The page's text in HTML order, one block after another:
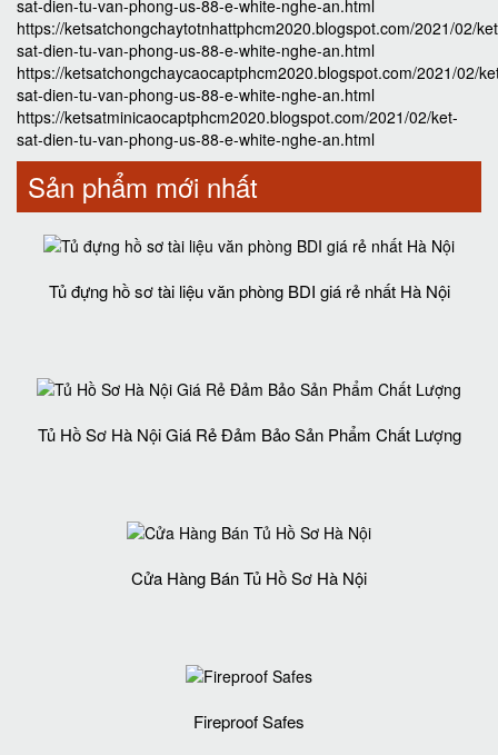
sat-dien-tu-van-phong-us-88-e-white-nghe-an.html
https://ketsatchongchaytotnhattphcm2020.blogspot.com/2021/02/
sat-dien-tu-van-phong-us-88-e-white-nghe-an.html
https://ketsatchongchaycaocaptphcm2020.blogspot.com/2021/02/
sat-dien-tu-van-phong-us-88-e-white-nghe-an.html
https://ketsatminicaocaptphcm2020.blogspot.com/2021/02/ket-
sat-dien-tu-van-phong-us-88-e-white-nghe-an.html
Sản phẩm mới nhất
Tủ đựng hồ sơ tài liệu văn phòng BDI giá rẻ nhất Hà Nội
Tủ Hồ Sơ Hà Nội Giá Rẻ Đảm Bảo Sản Phẩm Chất Lượng‎
Cửa Hàng Bán Tủ Hồ Sơ Hà Nội
Fireproof Safes